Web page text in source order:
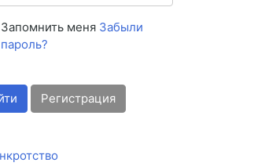
Запомнить меня Забыли
пароль?
Регистрация